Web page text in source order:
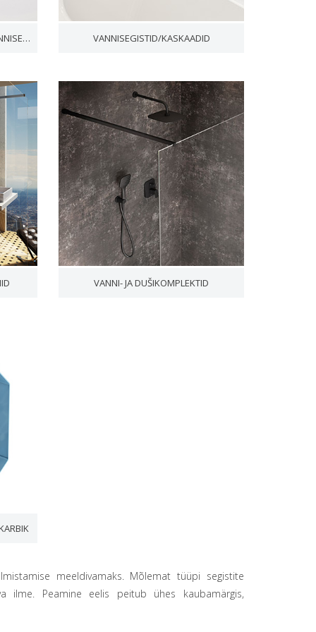
PÕRANDALE PAIGALDATAVAD VANNISEGISTID VANNISEGISTID/KASKAADID
VANNI- JA DUŠIKOMPLEKTID
meeldivamaks. Mõlemat tüüpi segistite
ilme. Peamine eelis peitub ühes kaubamärgis,